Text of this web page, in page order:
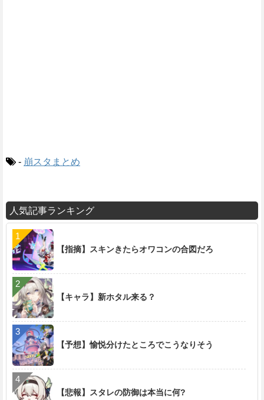
- 崩スタまとめ
人気記事ランキング
【指摘】スキンきたらオワコンの合図だろ
【キャラ】新ホタル来る？
【予想】愉悦分けたところでこうなりそう
【悲報】スタレの防御は本当に何?